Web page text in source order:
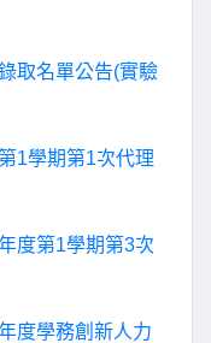
取名單公告(實驗
1學期第1次代理
度第1學期第3次
度學務創新人力